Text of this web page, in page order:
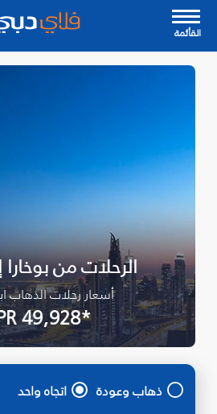
القأئمة
الرحلات من
أسعار رحلات الذهاب
*NPR 49,928
ذهاب وعودة اتجاه واحد